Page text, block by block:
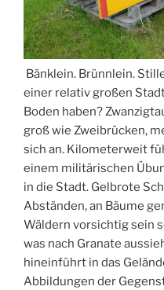
Bänklein. Brünnlein.
einer relativ großen
Boden haben?
groß wie Zweibrücken,
sich an. Kilometerweit
einem militärischen
in die Stadt. Gelbrote
Abständen, an Bäume
Wäldern vorsichtig sein
was nach Granate
hineinführt in das
Abbildungen der